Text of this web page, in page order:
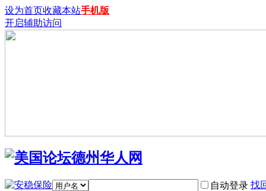
设为首页收藏本站手机版
开启辅助访问
自动登录 找